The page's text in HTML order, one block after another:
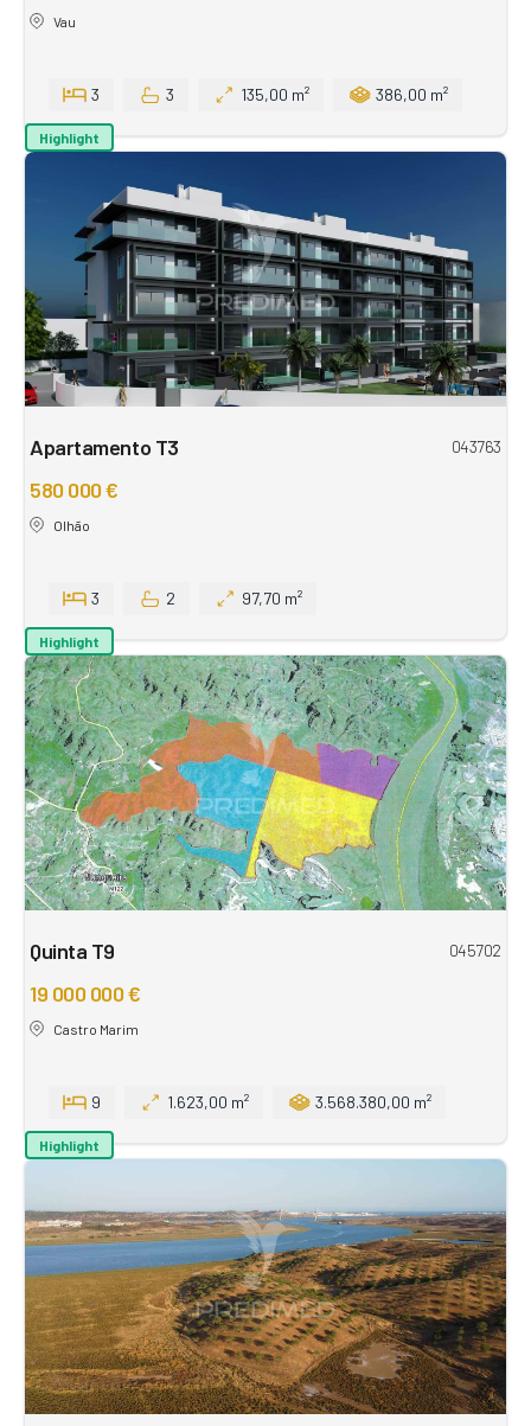
Vau
3 3 135,00 m² 386,00 m²
Highlight
Apartamento T3 043763
580 000 €
Olhão
3 2 97,70 m²
Highlight
Quinta T9 045702
19 000 000 €
Castro Marim
9 1.623,00 m² 3.568.380,00 m²
Highlight